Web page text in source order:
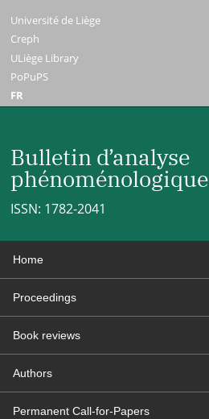
Université de Liège
Creph
ULiège Library
PoPuPS
FR
Bulletin d’analyse
phénoménologique
ISSN: 1782-2041
Home
Proceedings
Book reviews
Authors
Permanent Call-for-Papers